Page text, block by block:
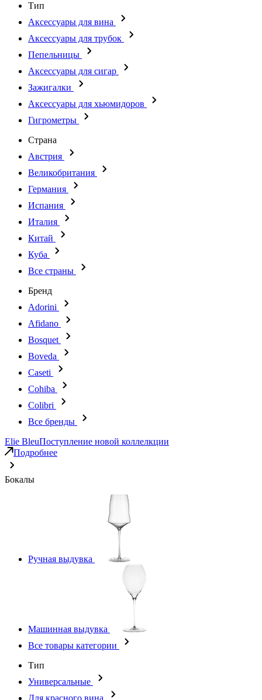
Тип
Аксессуары для вина
Аксессуары для трубок
Пепельницы
Аксессуары для сигар
Зажигалки
Аксессуары для хьюмидоров
Гигрометры
Страна
Австрия
Великобритания
Германия
Испания
Италия
Китай
Куба
Все страны
Бренд
Adorini
Afidano
Bosquet
Boveda
Caseti
Cohiba
Colibri
Все бренды
Elie BleuПоступление новой коллелкции
Подробнее
Бокалы
Ручная выдувка
Машинная выдувка
Все товары категории
Тип
Универсальные
Для красного вина